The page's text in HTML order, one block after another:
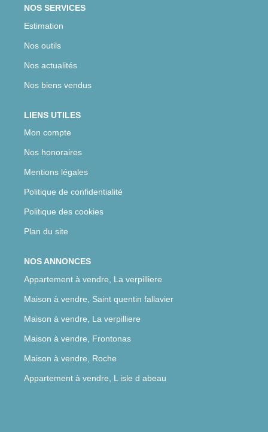
NOS SERVICES
Estimation
Nos outils
Nos actualités
Nos biens vendus
LIENS UTILES
Mon compte
Nos honoraires
Mentions légales
Politique de confidentialité
Politique des cookies
Plan du site
NOS ANNONCES
Appartement à vendre, La verpilliere
Maison à vendre, Saint quentin fallavier
Maison à vendre, La verpilliere
Maison à vendre, Frontonas
Maison à vendre, Roche
Appartement à vendre, L isle d abeau